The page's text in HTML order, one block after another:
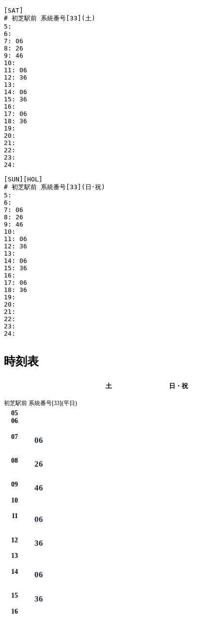
[SAT]
# 初芝駅前 系統番号[33](土)
5:
6:
7: 06
8: 26
9: 46
10:
11: 06
12: 36
13:
14: 06
15: 36
16:
17: 06
18: 36
19:
20:
21:
22:
23:
24:
[SUN][HOL]
# 初芝駅前 系統番号[33](日･祝)
5:
6:
7: 06
8: 26
9: 46
10:
11: 06
12: 36
13:
14: 06
15: 36
16:
17: 06
18: 36
19:
20:
21:
22:
23:
24:
時刻表
土 日・祝
初芝駅前 系統番号[33](平日)
05
06
07 06
08 26
09 46
10
11 06
12 36
13
14 06
15 36
16